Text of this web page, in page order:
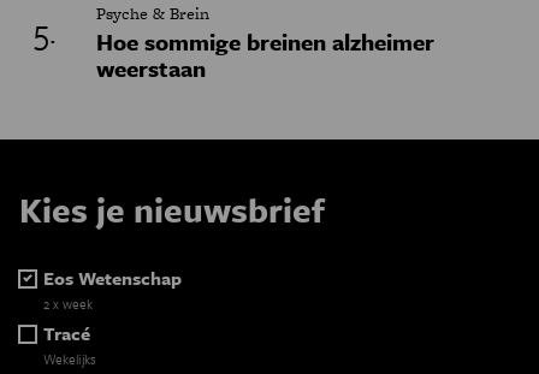
Psyche & Brein
Hoe sommige breinen alzheimer
weerstaan
Kies je nieuwsbrief
Eos Wetenschap
2 x week
Tracé
Wekelijks